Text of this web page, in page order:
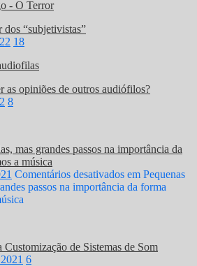
dos “subjetivistas”
18
as opiniões de outros audiófilos?
8
mas grandes passos na importância da
a música
Comentários desativados em Pequenas
passos na importância da forma
de Sistemas de Som
6